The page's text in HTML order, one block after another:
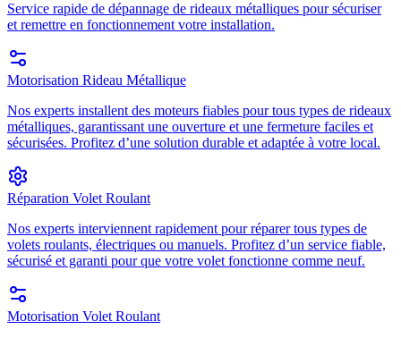
Service rapide de dépannage de rideaux métalliques pour sécuriser
et remettre en fonctionnement votre installation.
Motorisation Rideau Métallique
Nos experts installent des moteurs fiables pour tous types de rideaux
métalliques, garantissant une ouverture et une fermeture faciles et
sécurisées. Profitez d’une solution durable et adaptée à votre local.
Réparation Volet Roulant
Nos experts interviennent rapidement pour réparer tous types de
volets roulants, électriques ou manuels. Profitez d’un service fiable,
sécurisé et garanti pour que votre volet fonctionne comme neuf.
Motorisation Volet Roulant